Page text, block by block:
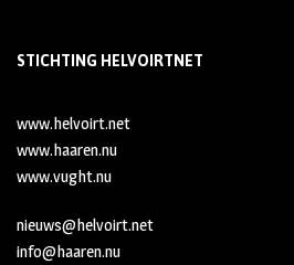
STICHTING HELVOIRTNET
www.helvoirt.net
www.haaren.nu
www.vught.nu
nieuws@helvoirt.net
info@haaren.nu